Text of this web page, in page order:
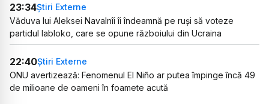
23:34Știri Externe
Văduva lui Aleksei Navalnîi îi îndeamnă pe ruși să voteze
partidul Iabloko, care se opune războiului din Ucraina
22:40Știri Externe
ONU avertizează: Fenomenul El Niño ar putea împinge încă 49
de milioane de oameni în foamete acută